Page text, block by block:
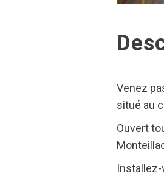
Venez
situé au
Ouvert